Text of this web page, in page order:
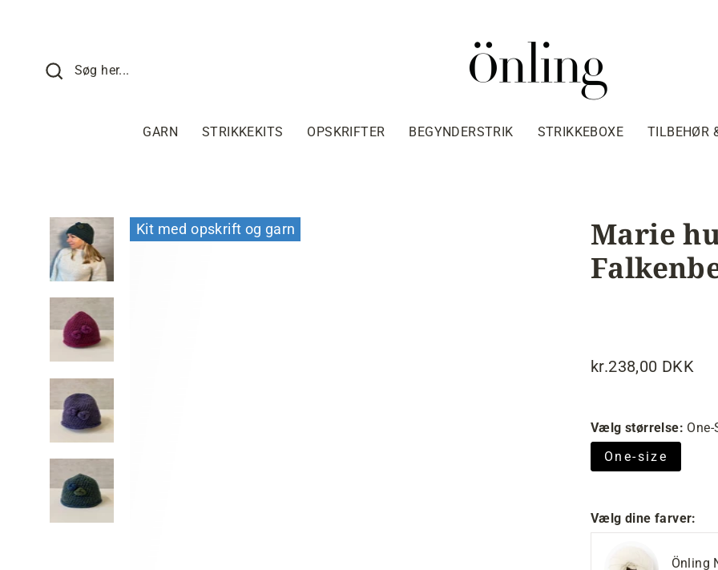
Søg her...
GARN STRIKKEKITS OPSKRIFTER BEGYNDERSTRIK STRIKKEBOXE TILBEHØR
Kit med opskrift og garn
Marie
Normalpris
Tilbudspris
kr.238,00 DKK
Vælg størrelse: One-
One-size
Vælg dine farver:
Önling